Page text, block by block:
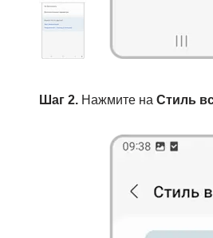
Шаг 2.Нажмите на Стиль